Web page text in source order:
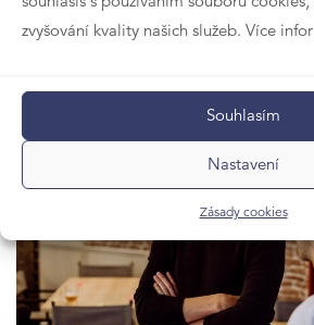
zvyšování kvality našich služeb. Více
Souhlasím
Nastavení
Zásady cookies
NEZAŘAZENÉ